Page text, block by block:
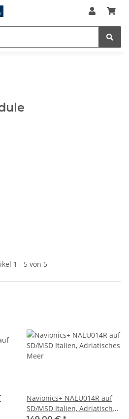
1 - 5 von 5
Navionics+ NAEU014R auf
SD/MSD Italien, Adriatisches